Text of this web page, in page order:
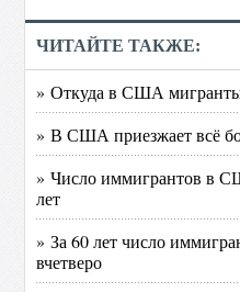
ЧИТАЙТЕ ТАКЖЕ:
» Откуда в США
» В США приезжает всё
» Число иммигрантов в
лет
» За 60 лет число
вчетверо